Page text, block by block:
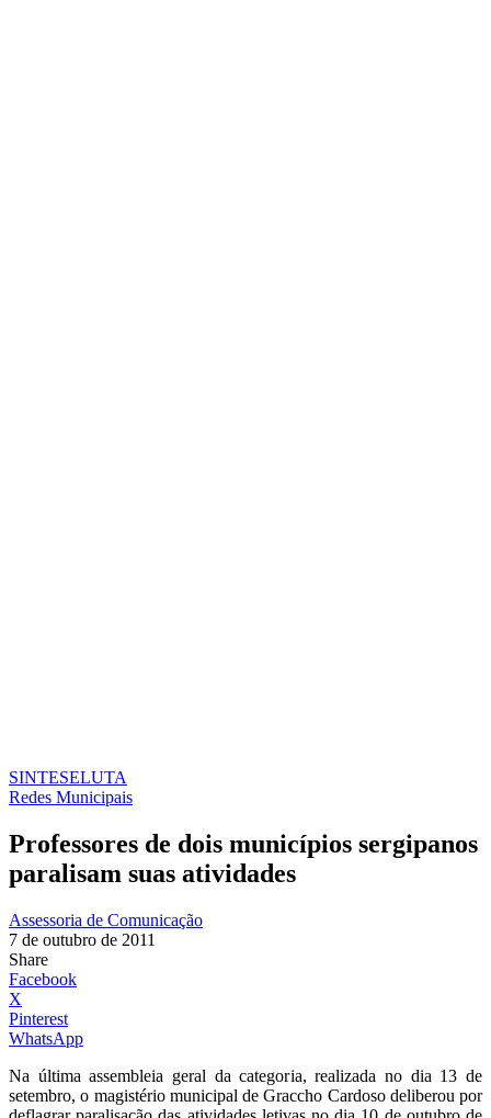
SINTESELUTA
Redes Municipais
Professores de dois municípios sergipanos
paralisam suas atividades
Assessoria de Comunicação
7 de outubro de 2011
Share
Facebook
X
Pinterest
WhatsApp
Na última assembleia geral da categoria, realizada no dia 13 de
setembro, o magistério municipal de Graccho Cardoso deliberou por